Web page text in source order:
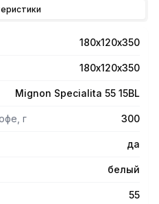
фильтр-кофе.
регулировки
обеспечивает высокую
времени и кофе.
с дисплеем. Счетчик
стали.
180х120х350
180х120х350
Mignon Specialita 55 15BL
г 300
да
белый
55